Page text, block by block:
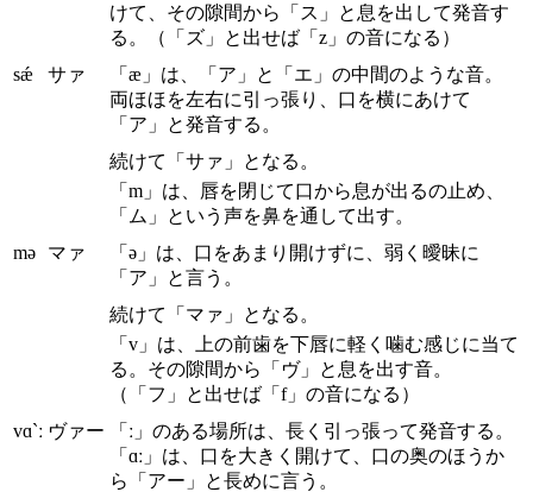
sǽ サァ
けて、その隙間から「ス」と息を出して発音す
る。（「ズ」と出せば「z」の音になる）
「æ」は、「ア」と「エ」の中間のような音。
両ほほを左右に引っ張り、口を横にあけて
「ア」と発音する。
続けて「サァ」となる。
mə マァ
「m」は、唇を閉じて口から息が出るの止め、
「ム」という声を鼻を通して出す。
「ə」は、口をあまり開けずに、弱く曖昧に
「ア」と言う。
続けて「マァ」となる。
vɑ`ː ヴァー
「v」は、上の前歯を下唇に軽く噛む感じに当て
る。その隙間から「ヴ」と息を出す音。
（「フ」と出せば「f」の音になる）
「ː」のある場所は、長く引っ張って発音する。
「ɑː」は、口を大きく開けて、口の奥のほうか
ら「アー」と長めに言う。